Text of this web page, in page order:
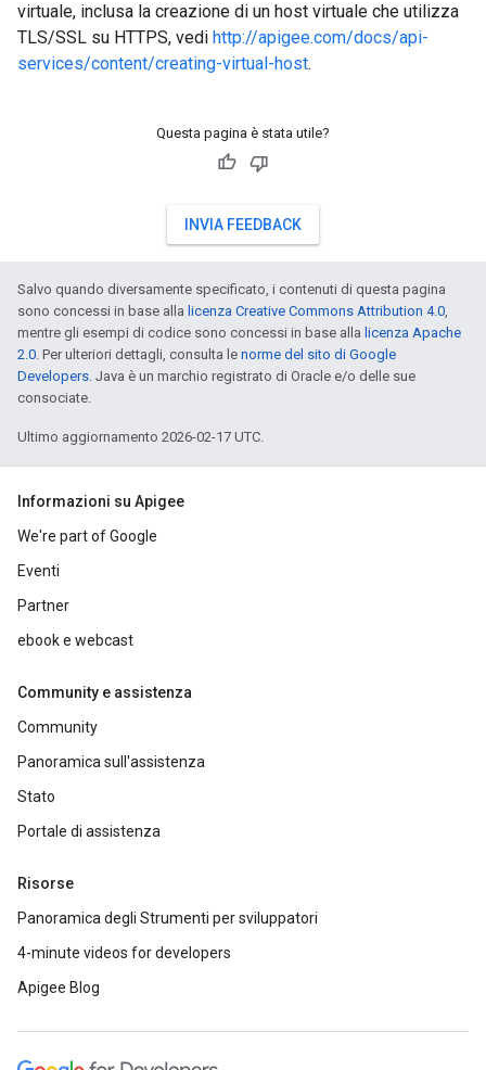
virtuale, inclusa la creazione di un host virtuale che utilizza
TLS/SSL su HTTPS, vedi http://apigee.com/docs/api-
services/content/creating-virtual-host.
Questa pagina è stata utile?
INVIA FEEDBACK
Salvo quando diversamente specificato, i contenuti di questa pagina
sono concessi in base alla licenza Creative Commons Attribution 4.0,
mentre gli esempi di codice sono concessi in base alla licenza Apache
2.0. Per ulteriori dettagli, consulta le norme del sito di Google
Developers. Java è un marchio registrato di Oracle e/o delle sue
consociate.
Ultimo aggiornamento 2026-02-17 UTC.
Informazioni su Apigee
We're part of Google
Eventi
Partner
ebook e webcast
Community e assistenza
Community
Panoramica sull'assistenza
Stato
Portale di assistenza
Risorse
Panoramica degli Strumenti per sviluppatori
4-minute videos for developers
Apigee Blog